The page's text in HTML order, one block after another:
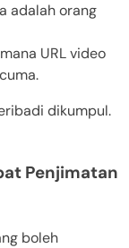
adalah orang
URL video
dikumpul.
Penjimatan
boleh